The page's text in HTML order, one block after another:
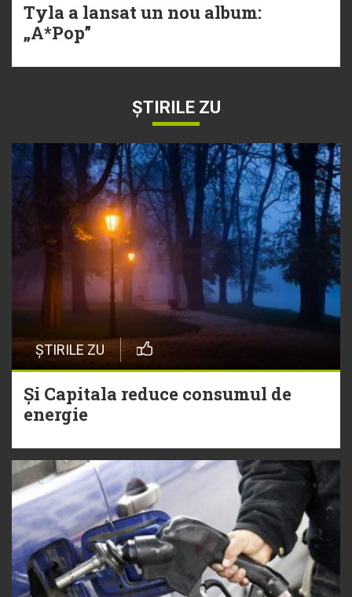
Tyla a lansat un nou album:
„A*Pop”
ȘTIRILE ZU
ȘTIRILE ZU
Și Capitala reduce consumul de
energie